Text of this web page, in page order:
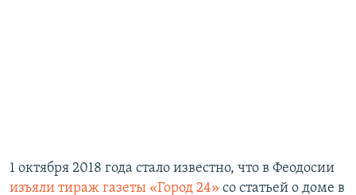
1 октября 2018 года стало известно, что в Феодосии
изъяли тираж газеты «Город 24» со статьей о доме в